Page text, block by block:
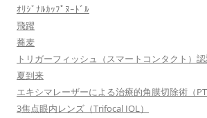
ｵﾘｼﾞﾅﾙｶｯﾌﾟﾇｰﾄﾞﾙ
飛躍
蕎麦
トリガーフィッシュ（スマートコンタクト）
夏到来
エキシマレーザーによる治療的角膜切除術（
3焦点眼内レンズ（Trifocal IOL）